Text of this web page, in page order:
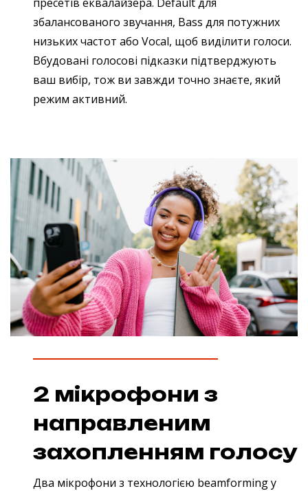
збалансованого звучання, Bass для потужних
низьких частот або Vocal, щоб виділити голоси.
Вбудовані голосові підказки підтверджують
ваш вибір, тож ви завжди точно знаєте, який
режим активний.
2 мікрофони з
направленим
захопленням голосу
Два мікрофони з технологією beamforming у